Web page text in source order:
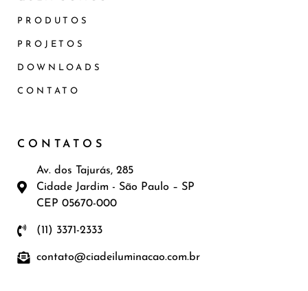
PRODUTOS
PROJETOS
DOWNLOADS
CONTATO
CONTATOS
Av. dos Tajurás, 285
Cidade Jardim - São Paulo – SP
CEP 05670-000
(11) 3371-2333
contato@ciadeiluminacao.com.br